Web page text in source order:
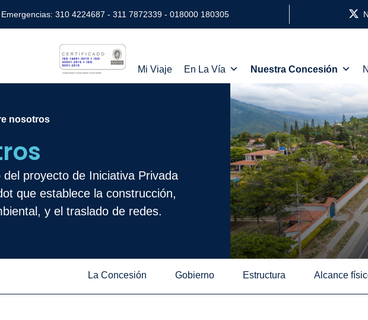
310 4224687 - 311 7872339 - 018000 180305
Mi Viaje En La Vía Nuestra Concesión
nosotros
proyecto de Iniciativa Privada
que establece la construcción,
y el traslado de redes.
La Concesión Gobierno Estructura Alcance